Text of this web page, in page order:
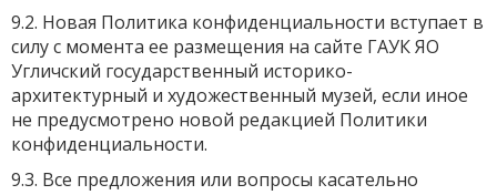
9.2. Новая Политика конфиденциальности вступает в
силу с момента ее размещения на сайте ГАУК ЯО
Угличский государственный историко-
архитектурный и художественный музей, если иное
не предусмотрено новой редакцией Политики
конфиденциальности.
9.3. Все предложения или вопросы касательно